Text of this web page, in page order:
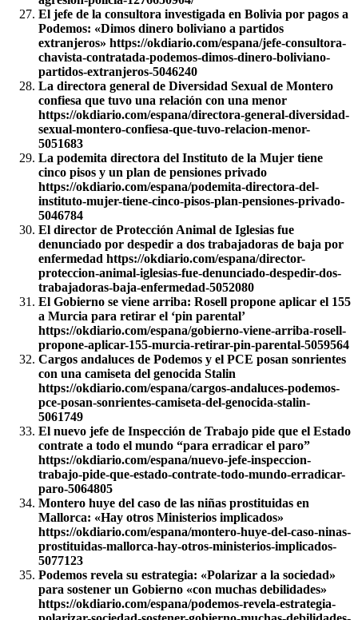
El jefe de la consultora investigada en Bolivia por pagos a
Podemos: «Dimos dinero boliviano a partidos
extranjeros» https://okdiario.com/espana/jefe-consultora-
chavista-contratada-podemos-dimos-dinero-boliviano-
partidos-extranjeros-5046240
La directora general de Diversidad Sexual de Montero
confiesa que tuvo una relación con una menor
https://okdiario.com/espana/directora-general-diversidad-
sexual-montero-confiesa-que-tuvo-relacion-menor-
5051683
La podemita directora del Instituto de la Mujer tiene
cinco pisos y un plan de pensiones privado
https://okdiario.com/espana/podemita-directora-del-
instituto-mujer-tiene-cinco-pisos-plan-pensiones-privado-
5046784
El director de Protección Animal de Iglesias fue
denunciado por despedir a dos trabajadoras de baja por
enfermedad https://okdiario.com/espana/director-
proteccion-animal-iglesias-fue-denunciado-despedir-dos-
trabajadoras-baja-enfermedad-5052080
El Gobierno se viene arriba: Rosell propone aplicar el 155
a Murcia para retirar el ‘pin parental’
https://okdiario.com/espana/gobierno-viene-arriba-rosell-
propone-aplicar-155-murcia-retirar-pin-parental-5059564
Cargos andaluces de Podemos y el PCE posan sonrientes
con una camiseta del genocida Stalin
https://okdiario.com/espana/cargos-andaluces-podemos-
pce-posan-sonrientes-camiseta-del-genocida-stalin-
5061749
El nuevo jefe de Inspección de Trabajo pide que el Estado
contrate a todo el mundo “para erradicar el paro”
https://okdiario.com/espana/nuevo-jefe-inspeccion-
trabajo-pide-que-estado-contrate-todo-mundo-erradicar-
paro-5064805
Montero huye del caso de las niñas prostituidas en
Mallorca: «Hay otros Ministerios implicados»
https://okdiario.com/espana/montero-huye-del-caso-ninas-
prostituidas-mallorca-hay-otros-ministerios-implicados-
5077123
Podemos revela su estrategia: «Polarizar a la sociedad»
para sostener un Gobierno «con muchas debilidades»
https://okdiario.com/espana/podemos-revela-estrategia-